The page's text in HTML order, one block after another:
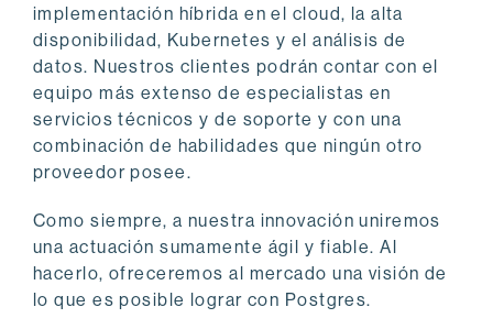
implementación híbrida en el cloud, la alta
disponibilidad, Kubernetes y el análisis de
datos. Nuestros clientes podrán contar con el
equipo más extenso de especialistas en
servicios técnicos y de soporte y con una
combinación de habilidades que ningún otro
proveedor posee.
Como siempre, a nuestra innovación uniremos
una actuación sumamente ágil y fiable. Al
hacerlo, ofreceremos al mercado una visión de
lo que es posible lograr con Postgres.